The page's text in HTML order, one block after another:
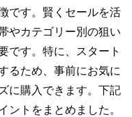
です。賢くセールを活
やカテゴリー別の狙い
です。特に、スタート
るため、事前にお気に
に購入できます。下記
ントをまとめました。